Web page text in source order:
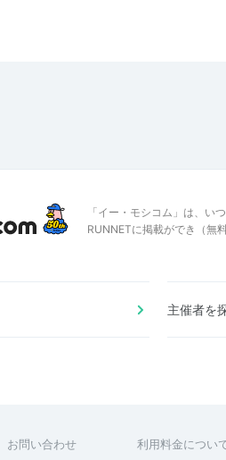
「イー・モシコム」は、い
RUNNETに掲載ができ（無
主催者を
お問い合わせ 利用料金につい